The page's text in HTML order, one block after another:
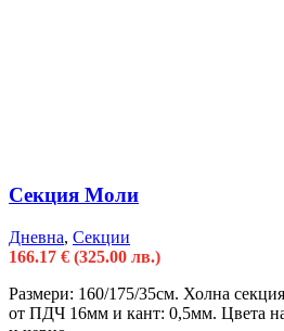
Секция Моли
Дневна, Секции
166.17 € (325.00 лв.)
Размери: 160/175/35см. Холна
от ПДЧ 16мм и кант: 0,5мм. Цвета